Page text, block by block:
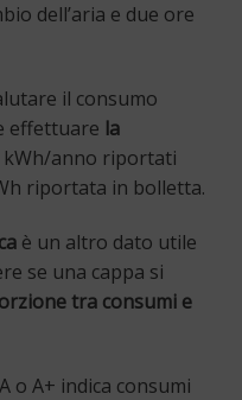
dell’aria e due ore
il consumo
effettuare la
kWh/anno riportati
riportata in bolletta.
è un altro dato utile
se una cappa si
tra consumi e
o A+ indica consumi